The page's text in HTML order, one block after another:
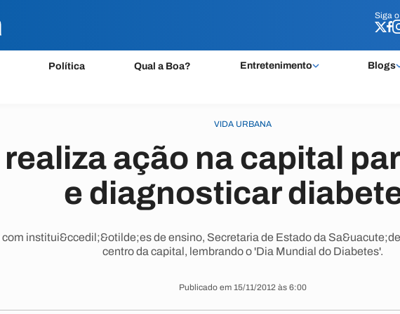
Siga o
Política Qual a Boa? Entretenimento Blogs
Siga o
VIDA URBANA
realiza ação na capital
e diagnosticar
com institui&ccedil;&otilde;es de ensino, Secretaria de Estado da
centro da capital, lembrando o 'Dia Mundial do Diabetes'.
Publicado em 15/11/2012 às 6:00